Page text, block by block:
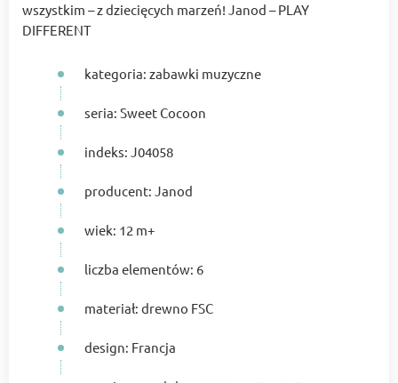
wszystkim – z dziecięcych marzeń! Janod – PLAY
DIFFERENT
kategoria: zabawki muzyczne
seria: Sweet Cocoon
indeks: J04058
producent: Janod
wiek: 12 m+
liczba elementów: 6
materiał: drewno FSC
design: Francja